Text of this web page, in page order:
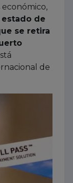
económico,
de
se retira
de